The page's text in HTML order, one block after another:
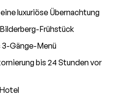
luxuriöse Übernachtung
Frühstück
Gänge-Menü
bis 24 Stunden vor